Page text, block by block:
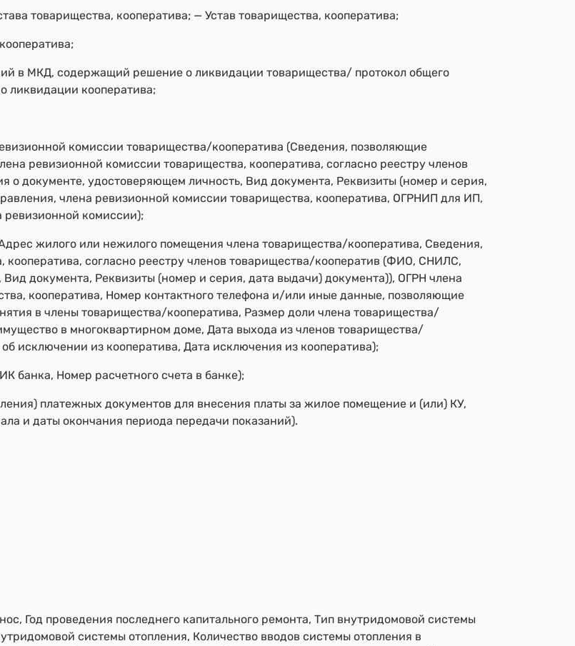
товарищества, кооператива; — Устав товарищества, кооператива;
в МКД, содержащий решение о ликвидации товарищества/ протокол общего
ликвидации кооператива;
комиссии товарищества/кооператива (Сведения, позволяющие
ревизионной комиссии товарищества, кооператива, согласно реестру членов
документе, удостоверяющем личность, Вид документа, Реквизиты (номер и серия,
члена ревизионной комиссии товарищества, кооператива, ОГРНИП для ИП,
ревизионной комиссии);
жилого или нежилого помещения члена товарищества/кооператива, Сведения,
согласно реестру членов товарищества/кооператив (ФИО, СНИЛС,
документа, Реквизиты (номер и серия, дата выдачи) документа)), ОГРН члена
кооператива, Номер контактного телефона и/или иные данные, позволяющие
в члены товарищества/кооператива, Размер доли члена товарищества/
в многоквартирном доме, Дата выхода из членов товарищества/
исключении из кооператива, Дата исключения из кооператива);
банка, Номер расчетного счета в банке);
платежных документов для внесения платы за жилое помещение и (или) КУ,
и даты окончания периода передачи показаний).
Год проведения последнего капитального ремонта, Тип внутридомовой системы
системы отопления, Количество вводов системы отопления в